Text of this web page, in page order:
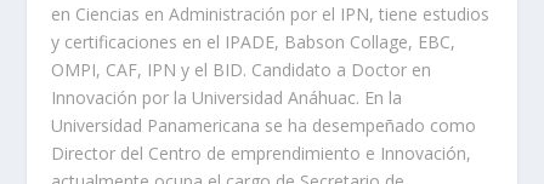
en Ciencias en Administración por el IPN, tiene estudios
y certificaciones en el IPADE, Babson Collage, EBC,
OMPI, CAF, IPN y el BID. Candidato a Doctor en
Innovación por la Universidad Anáhuac. En la
Universidad Panamericana se ha desempeñado como
Director del Centro de emprendimiento e Innovación,